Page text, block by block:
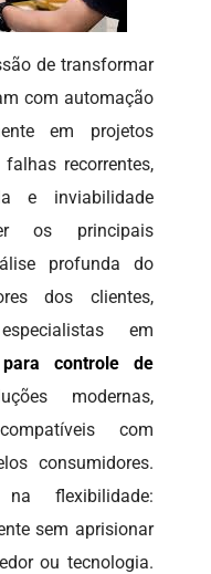
de transformar
com automação
em projetos
recorrentes,
e inviabilidade
os principais
profunda do
dos clientes,
em
para controle de
modernas,
com
consumidores.
flexibilidade:
sem aprisionar
ou tecnologia.